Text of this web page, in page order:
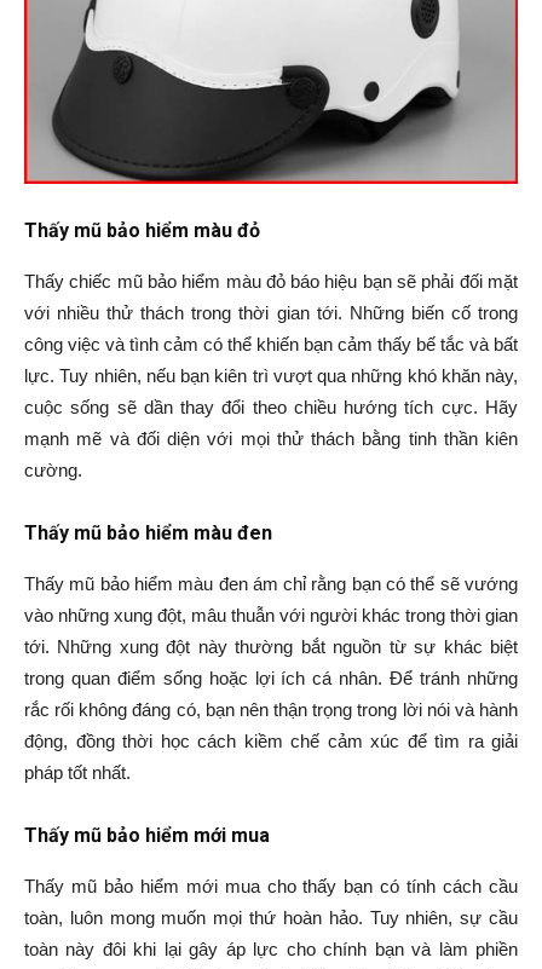
Thấy mũ bảo hiểm màu đỏ
Thấy chiếc mũ bảo hiểm màu đỏ báo hiệu bạn sẽ phải đối mặt
với nhiều thử thách trong thời gian tới. Những biến cố trong
công việc và tình cảm có thể khiến bạn cảm thấy bế tắc và bất
lực. Tuy nhiên, nếu bạn kiên trì vượt qua những khó khăn này,
cuộc sống sẽ dần thay đổi theo chiều hướng tích cực. Hãy
mạnh mẽ và đối diện với mọi thử thách bằng tinh thần kiên
cường.
Thấy mũ bảo hiểm màu đen
Thấy mũ bảo hiểm màu đen ám chỉ rằng bạn có thể sẽ vướng
vào những xung đột, mâu thuẫn với người khác trong thời gian
tới. Những xung đột này thường bắt nguồn từ sự khác biệt
trong quan điểm sống hoặc lợi ích cá nhân. Để tránh những
rắc rối không đáng có, bạn nên thận trọng trong lời nói và hành
động, đồng thời học cách kiềm chế cảm xúc để tìm ra giải
pháp tốt nhất.
Thấy mũ bảo hiểm mới mua
Thấy mũ bảo hiểm mới mua cho thấy bạn có tính cách cầu
toàn, luôn mong muốn mọi thứ hoàn hảo. Tuy nhiên, sự cầu
toàn này đôi khi lại gây áp lực cho chính bạn và làm phiền